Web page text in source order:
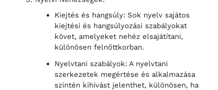
Kiejtés és hangsúly: Sok nyelv sajátos
kiejtési és hangsúlyozási szabályokat
követ, amelyeket nehéz elsajátítani,
különösen felnőttkorban.
Nyelvtani szabályok: A nyelvtani
szerkezetek megértése és alkalmazása
szintén kihívást jelenthet, különösen, ha